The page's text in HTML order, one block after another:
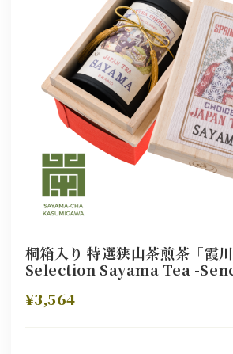
桐箱入り 特選狭山茶煎茶「霞
Selection Sayama Tea -
¥3,564